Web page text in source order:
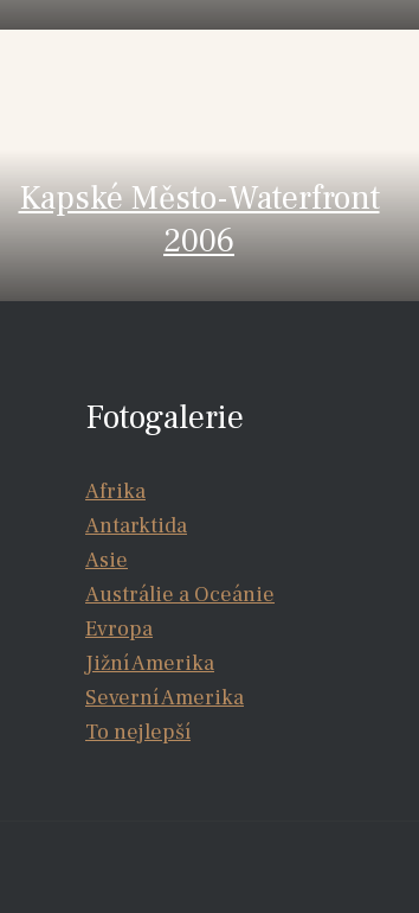
Kapské Město-Waterfront
2006
Fotogalerie
Afrika
Antarktida
Asie
Austrálie a Oceánie
Evropa
Jižní Amerika
Severní Amerika
To nejlepší